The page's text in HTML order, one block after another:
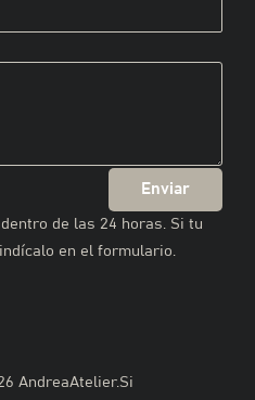
Enviar
de las 24 horas. Si tu
en el formulario.
AndreaAtelier.Si